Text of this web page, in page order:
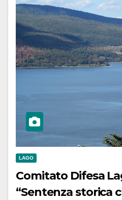
LAGO
Comitato Difesa
“Sentenza storica